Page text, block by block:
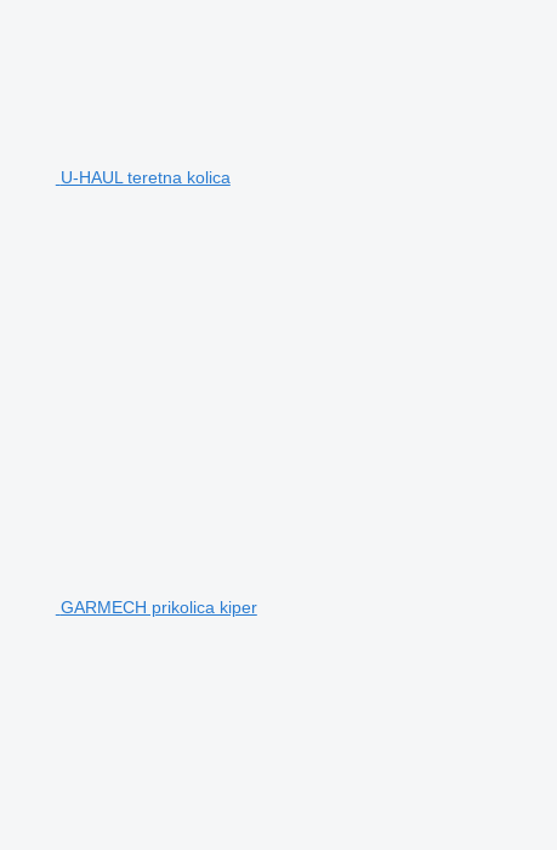
U-HAUL teretna kolica
GARMECH prikolica kiper